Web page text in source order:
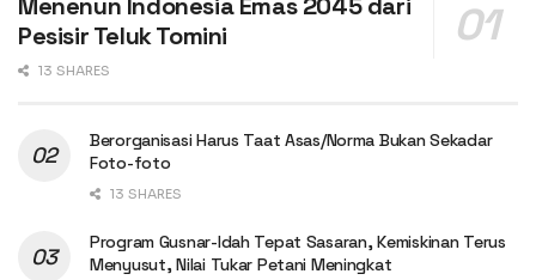
Menenun Indonesia Emas 2045 dari
Pesisir Teluk Tomini
13 SHARES
Berorganisasi Harus Taat Asas/Norma Bukan Sekadar
Foto-foto
13 SHARES
Program Gusnar-Idah Tepat Sasaran, Kemiskinan Terus
Menyusut, Nilai Tukar Petani Meningkat